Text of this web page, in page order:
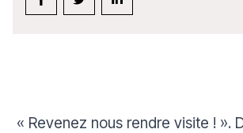
« Revenez nous rendre visite ! ».